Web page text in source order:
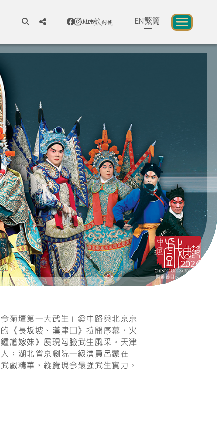
EN 繁簡
讓公眾體驗中華文化的新場館
中華文化節 2026
展覽及活動
資源
合作夥伴
聯絡我們
菊壇第一大武生」奚中路與北京京
《長坂坡、漢津口》拉開序幕，火
馗嫁妹》展現勾臉武生風采。天津
；湖北省京劇院一級演員呂蒙在
戲精華，縱覽現今最強武生實力。